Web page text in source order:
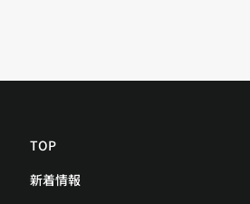
TOP
新着情報